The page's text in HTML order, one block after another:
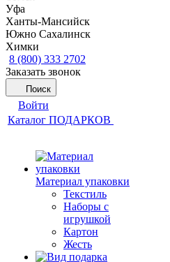
Уфа
Ханты-Мансийск
Южно Сахалинск
Химки
8 (800) 333 2702
Заказать звонок
Поиск
Войти
Каталог ПОДАРКОВ
Материал упаковки
Текстиль
Наборы с
игрушкой
Картон
Жесть